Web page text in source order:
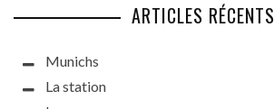
ARTICLES RÉCENTS
Munichs
La station